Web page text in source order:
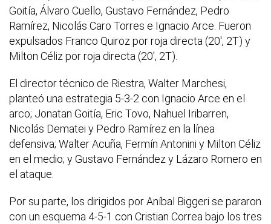
Goitía, Álvaro Cuello, Gustavo Fernández, Pedro
Ramírez, Nicolás Caro Torres e Ignacio Arce. Fueron
expulsados Franco Quiroz por roja directa (20', 2T) y
Milton Céliz por roja directa (20', 2T).
El director técnico de Riestra, Walter Marchesi,
planteó una estrategia 5-3-2 con Ignacio Arce en el
arco; Jonatan Goitía, Eric Tovo, Nahuel Iribarren,
Nicolás Dematei y Pedro Ramírez en la línea
defensiva; Walter Acuña, Fermín Antonini y Milton Céliz
en el medio; y Gustavo Fernández y Lázaro Romero en
el ataque.
Por su parte, los dirigidos por Aníbal Biggeri se pararon
con un esquema 4-5-1 con Cristian Correa bajo los tres